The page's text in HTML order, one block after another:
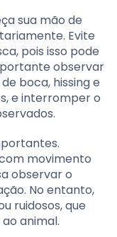
sua mão de
Evite
pois isso pode
observar
boca, hissing e
e interromper o
movimento
observar o
No entanto,
ruidosos, que
animal.